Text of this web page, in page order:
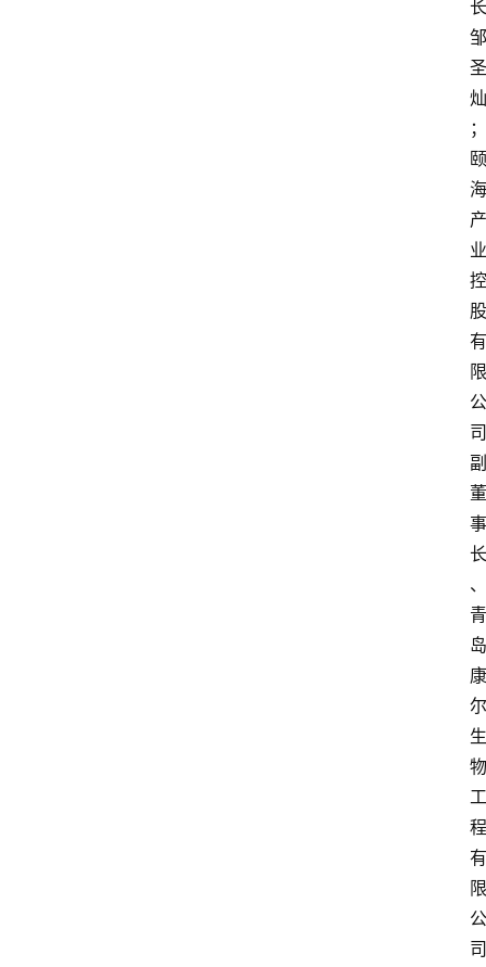
长
邹
圣
灿
；
颐
海
产
业
控
股
有
限
公
司
副
董
事
长
、
青
岛
康
尔
生
物
工
程
有
限
公
司